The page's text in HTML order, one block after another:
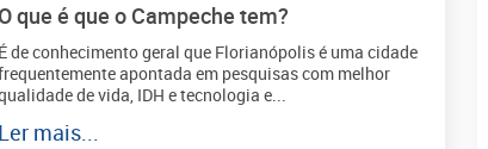
O que é que o Campeche tem?
É de conhecimento geral que Florianópolis é uma cidade
apontada em pesquisas com melhor
de vida, IDH e tecnologia e...
Ler mais...